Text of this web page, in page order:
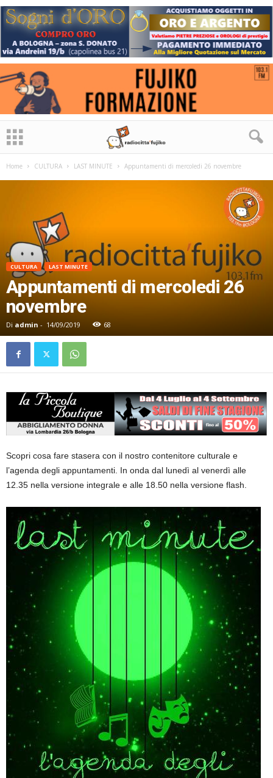
Home CULTURA LAST MINUTE Appuntamenti di mercoledi 26 novembre
CULTURA LAST MINUTE
Appuntamenti di mercoledi 26
novembre
Di admin - 14/09/2019 68
Scopri cosa fare stasera con il nostro contenitore culturale e
l’agenda degli appuntamenti. In onda dal lunedì al venerdì alle
12.35 nella versione integrale e alle 18.50 nella versione flash.